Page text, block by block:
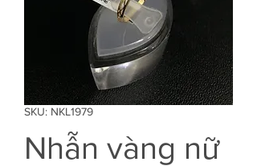
SKU: NKL1979
Nhẫn vàng nữ